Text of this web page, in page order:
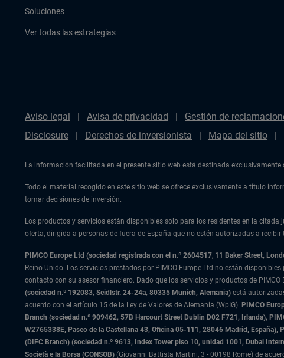
Soluciones
Ver todas las estrategias
Aviso legal Avisa de privacidad Gestión de
Disclosure
Derechos de inversionista Mapa del sitio
La información facilitada en el presente sitio web está destinada exclusivamente
Todo el material recogido en este sitio web se ofrece exclusivamente a título
tomar decisiones de inversión.
Los productos y servicios están disponibles solo para los residentes en la
oferta, dirigida a personas de fuera de España que no estén autorizadas a
PIMCO Europe Ltd (sociedad registrada con el n.º 2604517, 11 Baker Street,
Reino Unido. Los servicios prestados por PIMCO Europe Ltd no están
contacto con su asesor financiero. Dado que los servicios y productos de
(sociedad n.º 192083, Seidlstr. 24-24a, 80335 Munich, Alemania) está
acuerdo con el artículo 15 de la Ley de Valores de Alemania (WpIG). PIMCO
Branch (sociedad n.º 909462, 57B Harcourt Street Dublin D02 F721, Irlanda),
W2765338E, Paseo de la Castellana 43, Oficina 05-111, 28046 Madrid, España),
(DIFC Branch) (sociedad n.º 9613, Index Tower piso 10, unidad 1001, Dubai
Società e la Borsa (CONSOB) (Giovanni Battista Martini, 3 - 00198 Rome) de